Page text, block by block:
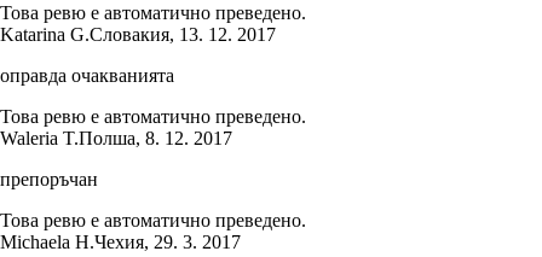
Това ревю е автоматично преведено.
Katarina G.Словакия, 13. 12. 2017
оправда очакванията
Това ревю е автоматично преведено.
Waleria T.Полша, 8. 12. 2017
препоръчан
Това ревю е автоматично преведено.
Michaela H.Чехия, 29. 3. 2017